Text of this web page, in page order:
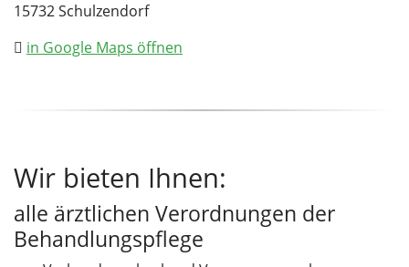
15732 Schulzendorf
in Google Maps öffnen
Wir bieten Ihnen:
alle ärztlichen Verordnungen der
Behandlungspflege